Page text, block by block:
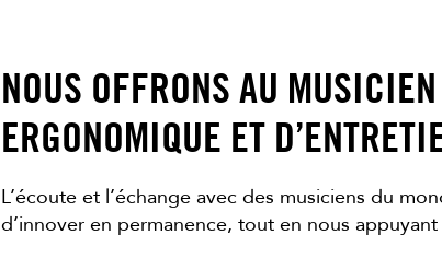
NOUS OFFRONS AU
ERGONOMIQUE ET
L’écoute et l’échange avec des musiciens du
d’innover en permanence, tout en nous